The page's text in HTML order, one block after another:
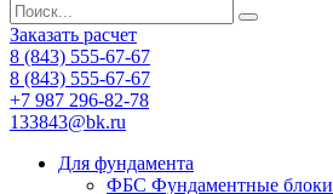
Заказать расчет
8 (843) 555-67-67
8 (843) 555-67-67
+7 987 296-82-78
133843@bk.ru
Для фундамента
ФБС Фундаментные блоки